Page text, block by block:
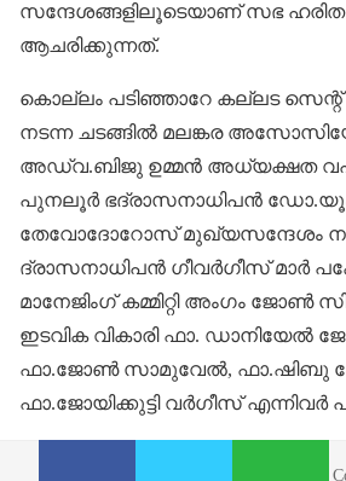
സന്ദേശങ്ങളിലൂടെയാണ് സഭ
ആചരിക്കുന്നത്.
കൊല്ലം പടിഞ്ഞാറേ കല്ലട സെന്റ്
നടന്ന ചടങ്ങിൽ മലങ്കര
അഡ്വ.ബിജു ഉമ്മൻ അധ്യക്ഷത
പുനലൂർ ഭദ്രാസനാധിപൻ
തേവോദോറോസ് മുഖ്യസന്ദേശം
ദ്രാസനാധിപൻ ​ഗീവർ​ഗീസ് മാർ
മാനേജിം​ഗ് കമ്മിറ്റി അം​ഗം ജോൺ
ഇടവിക വികാരി ഫാ. ഡാനിയേൽ
ഫാ.ജോൺ സാമുവേൽ, ഫാ.ഷിബു
ഫാ.ജോയിക്കുട്ടി വർ​ഗീസ് എന്നിവർ